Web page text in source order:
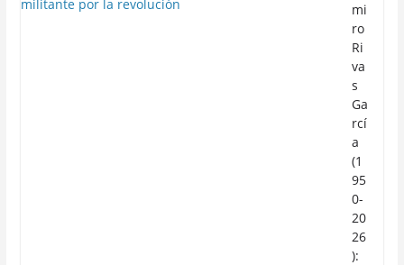
mi
ro
Ri
va
s
Ga
rcí
a
(1
95
0-
20
26
):